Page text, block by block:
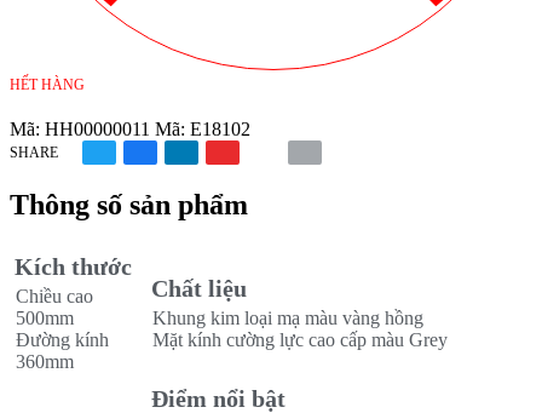
HẾT HÀNG
Mã: HH00000011 Mã: E18102
SHARE
Thông số sản phẩm
Kích thước
Chiều cao
500mm
Đường kính
360mm
Chất liệu
Khung kim loại mạ màu vàng hồng
Mặt kính cường lực cao cấp màu Grey
Điểm nổi bật